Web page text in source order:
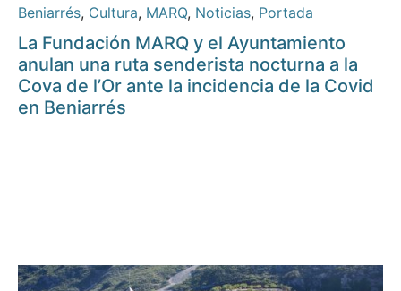
Beniarrés, Cultura, MARQ, Noticias, Portada
La Fundación MARQ y el Ayuntamiento
anulan una ruta senderista nocturna a la
Cova de l’Or ante la incidencia de la Covid
en Beniarrés